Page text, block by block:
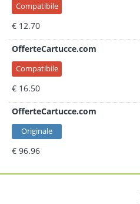
Compatibile
€ 12.70
OfferteCartucce.com
Compatibile
€ 16.50
OfferteCartucce.com
Originale
€ 96.96